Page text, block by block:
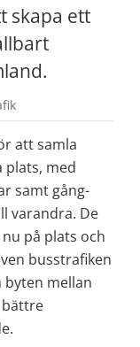
skapa ett
att samla
plats, med
samt gång-
varandra. De
på plats och
busstrafiken
mellan
bättre